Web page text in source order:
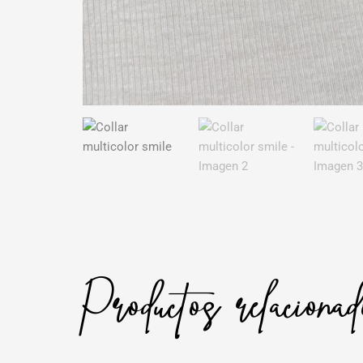
Productos